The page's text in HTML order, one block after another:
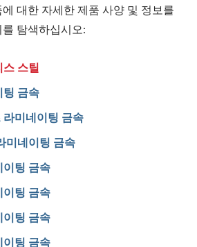
대한 자세한 제품 사양 및 정보를
탐색하십시오:
스 스틸
팅 금속
라미네이팅 금속
미네이팅 금속
이팅 금속
이팅 금속
이팅 금속
이팅 금속